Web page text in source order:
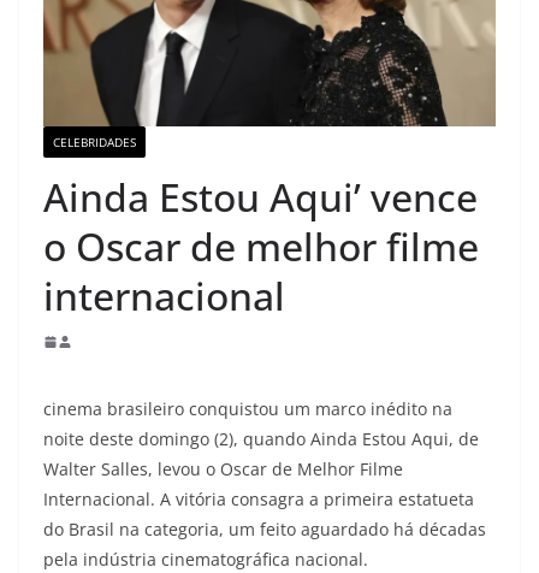
CELEBRIDADES
Ainda Estou Aqui’ vence
o Oscar de melhor filme
internacional
cinema brasileiro conquistou um marco inédito na
noite deste domingo (2), quando Ainda Estou Aqui, de
Walter Salles, levou o Oscar de Melhor Filme
Internacional. A vitória consagra a primeira estatueta
do Brasil na categoria, um feito aguardado há décadas
pela indústria cinematográfica nacional.